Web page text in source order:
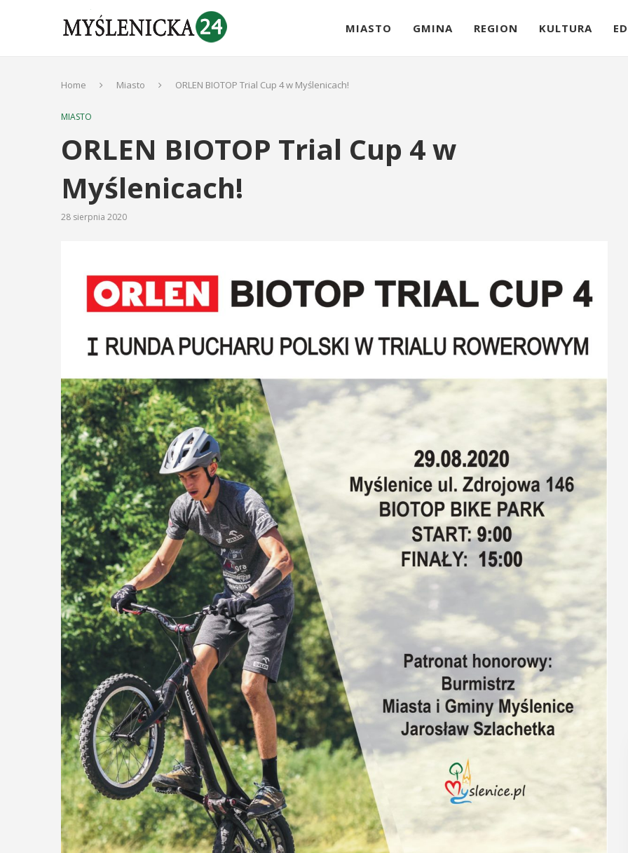
MIASTO GMINA REGION KULTURA
Home Miasto ORLEN BIOTOP Trial Cup 4 w Myślenicach!
MIASTO
ORLEN BIOTOP Trial Cup 4 w
Myślenicach!
28 sierpnia 2020